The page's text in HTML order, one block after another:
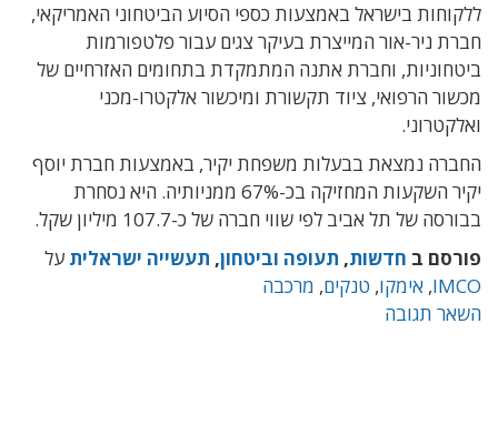
ללקוחות בישראל באמצעות כספי הסיוע הביטחוני האמריקאי,
חברת ניר-אור המייצרת בעיקר צגים עבור פלטפורמות
ביטחוניות, וחברת אתנה המתמקדת בתחומים האזרחיים של
מכשור הרפואי, ציוד תקשורת ומיכשור אלקטרו-מכני
ואלקטרוני.
החברה נמצאת בבעלות משפחת יקיר, באמצעות חברת יוסף
יקיר השקעות המחזיקה בכ-67% ממניותיה. היא נסחרת
בבורסה של תל אביב לפי שווי חברה של כ-107.7 מיליון שקל.
פורסם ב חדשות, תעופה וביטחון, תעשייה ישראלית על
IMCO
, אימקו, טנקים, מרכבה
השאר תגובה